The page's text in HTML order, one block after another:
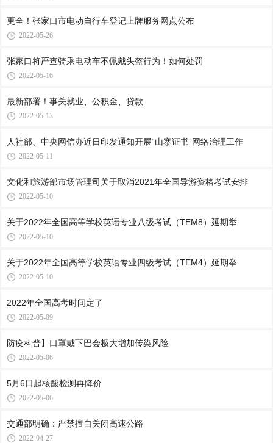
更全！张家口市电动自行车登记上牌服务网点公布
2022-05-26
张家口将严查骑乘电动车不佩戴头盔行为！如何处罚
2022-05-16
最新部署！事关就业、公积金、贷款
2022-05-13
人社部、中央网信办近日印发通知开展“山寨证书”网络治理工作
2022-05-11
文化和旅游部市场管理司关于取消2021年全国导游资格考试安排
2022-05-10
关于2022年全国高等学校英语专业八级考试（TEM8）延期举
2022-05-10
关于2022年全国高等学校英语专业四级考试（TEM4）延期举
2022-05-10
2022年全国高考时间定了
2022-05-09
防疫科普】口罩戴下巴会极大增加传染风险
2022-05-06
5月6日起核酸检测再降价
2022-05-06
交通部明确：严禁擅自关闭高速公路
2022-04-27